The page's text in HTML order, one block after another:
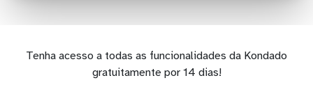
Tenha acesso a todas as funcionalidades da Kondado
gratuitamente por 14 dias!